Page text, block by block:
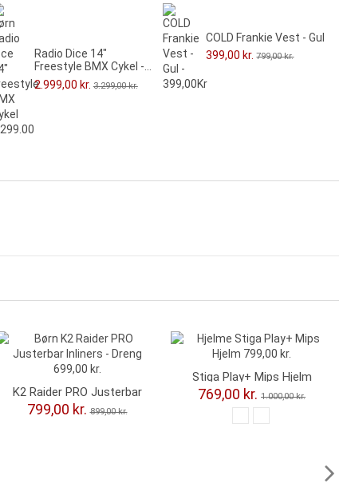
Radio Dice 14"
Freestyle BMX Cykel -...
2.999,00 kr. 3.299,00 kr.
COLD Frankie Vest - Gul
399,00 kr. 799,00 kr.
-100,00 kr.
K2 Raider PRO Justerbar
Inline Rulleskøjter
799,00 kr.899,00 kr.
-231,00 kr.
Stiga Play+ Mips Hjelm
769,00 kr. 1.000,00 kr.